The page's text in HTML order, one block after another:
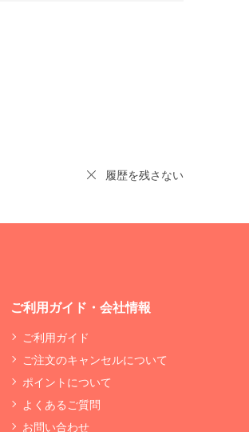
履歴を残さない
ご利用ガイド・会社情報
ご利用ガイド
ご注文のキャンセルについて
ポイントについて
よくあるご質問
お問い合わせ